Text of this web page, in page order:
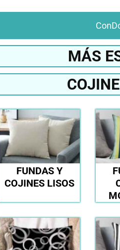
MÁS
FUNDAS Y
COJINES LISOS